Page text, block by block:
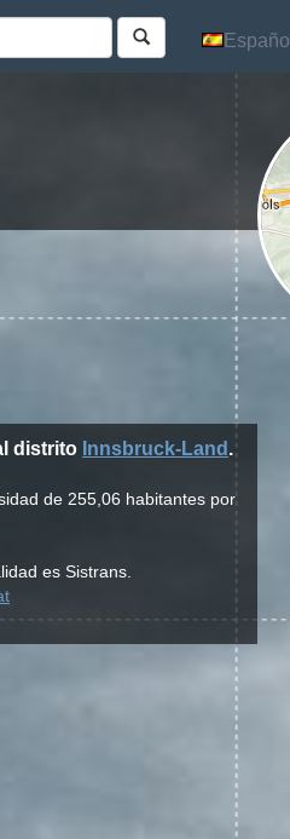
Español
distrito Innsbruck-Land .
de 255,06 habitantes por
es Sistrans.
Español